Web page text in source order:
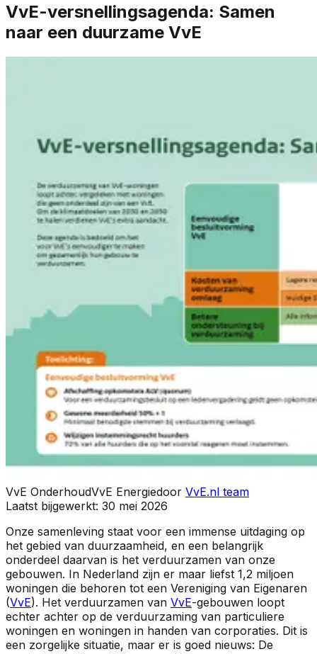
VvE-versnellingsagenda: Samen
naar een duurzame VvE
VvE OnderhoudVvE Energiedoor VvE.nl team
Laatst bijgewerkt: 30 mei 2026
Onze samenleving staat voor een immense uitdaging op
het gebied van duurzaamheid, en een belangrijk
onderdeel daarvan is het verduurzamen van onze
gebouwen. In Nederland zijn er maar liefst 1,2 miljoen
woningen die behoren tot een Vereniging van Eigenaren
(VvE). Het verduurzamen van VvE-gebouwen loopt
echter achter op de verduurzaming van particuliere
woningen en woningen in handen van corporaties. Dit is
een zorgelijke situatie, maar er is goed nieuws: De